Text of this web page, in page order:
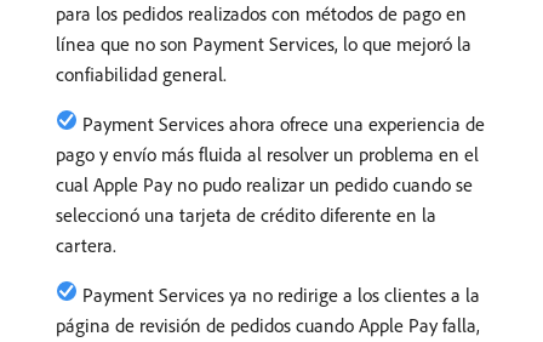
para los pedidos realizados con métodos de pago en
línea que no son Payment Services, lo que mejoró la
confiabilidad general.
Payment Services ahora ofrece una experiencia de
pago y envío más fluida al resolver un problema en el
cual Apple Pay no pudo realizar un pedido cuando se
seleccionó una tarjeta de crédito diferente en la
cartera.
Payment Services ya no redirige a los clientes a la
página de revisión de pedidos cuando Apple Pay falla,